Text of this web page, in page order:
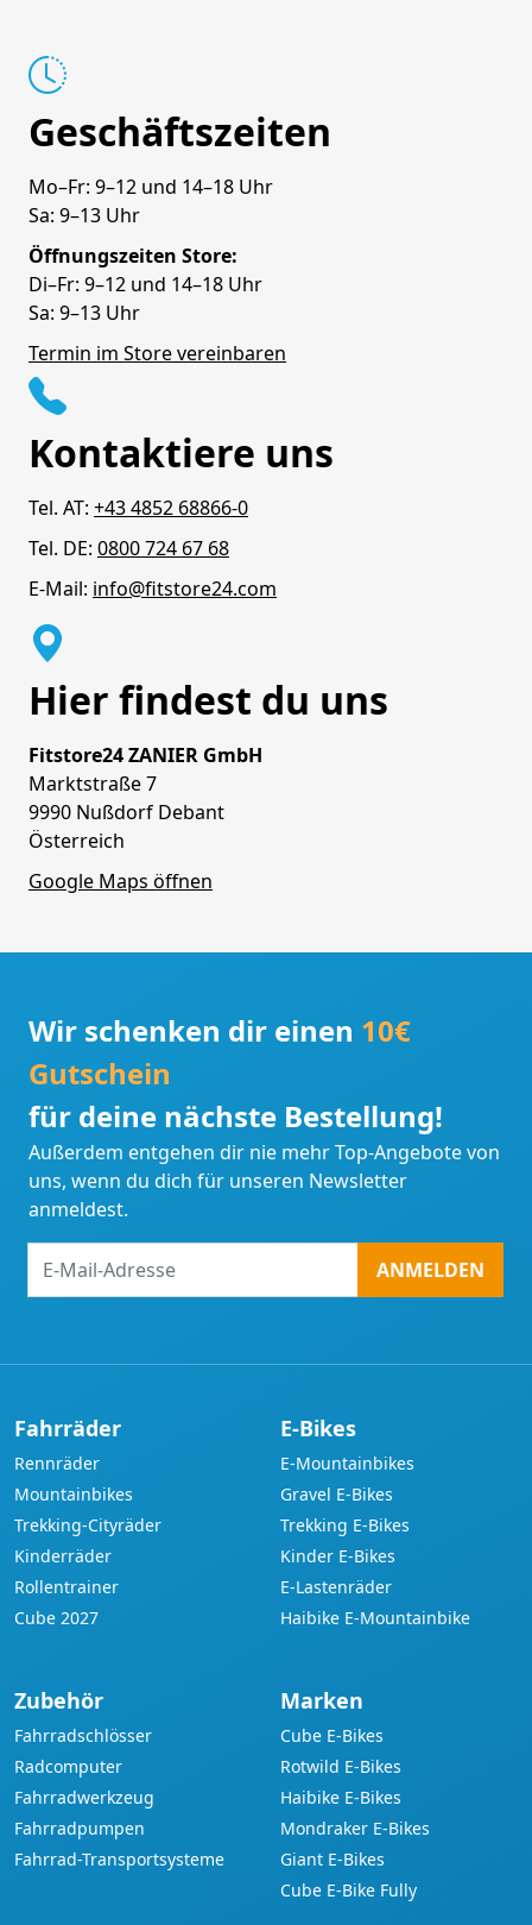
Geschäftszeiten
Mo–Fr: 9–12 und 14–18 Uhr
Sa: 9–13 Uhr
Öffnungszeiten Store:
Di–Fr: 9–12 und 14–18 Uhr
Sa: 9–13 Uhr
Termin im Store vereinbaren
Kontaktiere uns
Tel. AT: +43 4852 68866-0
Tel. DE: 0800 724 67 68
E-Mail: info@fitstore24.com
Hier findest du uns
Fitstore24 ZANIER GmbH
Marktstraße 7
9990 Nußdorf Debant
Österreich
Google Maps öffnen
Wir schenken dir einen 10€
Gutschein
für deine nächste Bestellung!
Außerdem entgehen dir nie mehr Top-Angebote von
uns, wenn du dich für unseren Newsletter
anmeldest.
Mail-
ANMELDEN
Fahrräder
Rennräder
Mountainbikes
Trekking-Cityräder
Kinderräder
Rollentrainer
Cube 2027
E-Bikes
E-Mountainbikes
Gravel E-Bikes
Trekking E-Bikes
Kinder E-Bikes
E-Lastenräder
Haibike E-Mountainbike
Zubehör
Fahrradschlösser
Radcomputer
Fahrradwerkzeug
Fahrradpumpen
Fahrrad-Transportsysteme
Marken
Cube E-Bikes
Rotwild E-Bikes
Haibike E-Bikes
Mondraker E-Bikes
Giant E-Bikes
Cube E-Bike Fully